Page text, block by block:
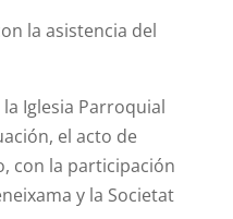
la asistencia del
Iglesia Parroquial
el acto de
con la participación
y la Societat